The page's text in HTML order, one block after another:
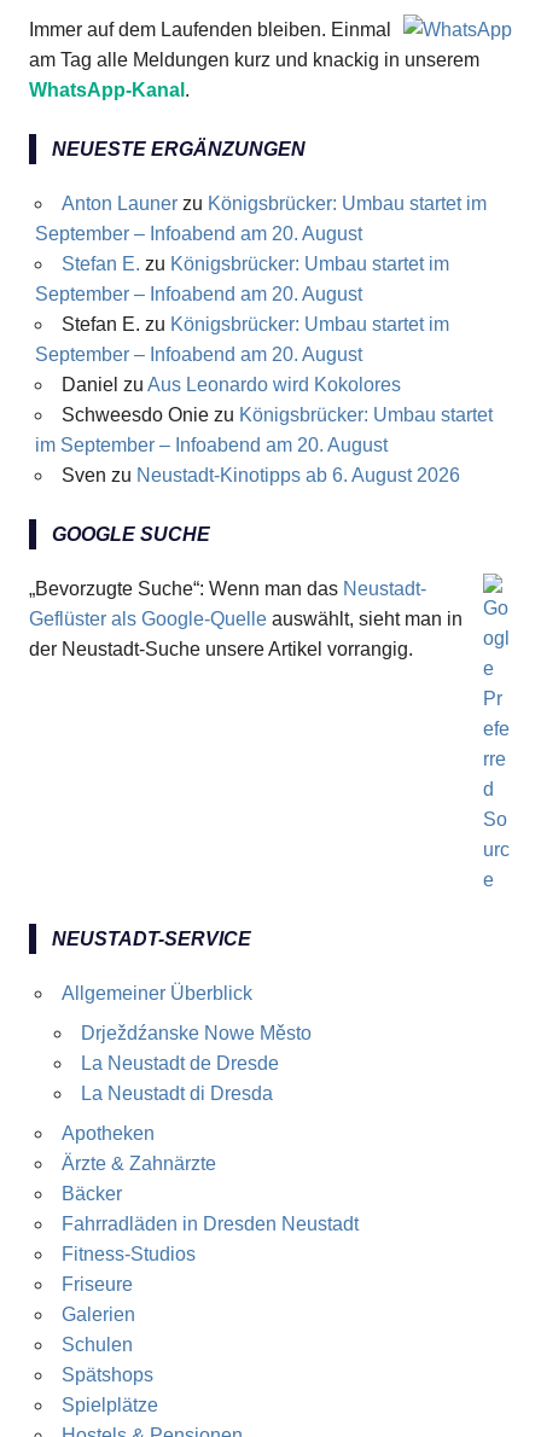
Immer auf dem Laufenden bleiben. Einmal
am Tag alle Meldungen kurz und knackig in unserem
WhatsApp-Kanal .
NEUESTE ERGÄNZUNGEN
Anton Launerzu Königsbrücker: Umbau startet im
September – Infoabend am 20. August
Stefan E. zu Königsbrücker: Umbau startet im
September – Infoabend am 20. August
Stefan E. zu Königsbrücker: Umbau startet im
September – Infoabend am 20. August
Daniel zu Aus Leonardo wird Kokolores
Schweesdo Oniezu Königsbrücker: Umbau startet
im September – Infoabend am 20. August
Sven zu Neustadt-Kinotipps ab 6. August 2026
GOOGLE SUCHE
„Bevorzugte Suche“: Wenn man das Neustadt-
Geflüster als Google-Quelle auswählt, sieht man in
der Neustadt-Suche unsere Artikel vorrangig.
NEUSTADT-SERVICE
Allgemeiner Überblick
Drježdźanske Nowe Město
La Neustadt de Dresde
La Neustadt di Dresda
Apotheken
Ärzte & Zahnärzte
Bäcker
Fahrradläden in Dresden Neustadt
Fitness-Studios
Friseure
Galerien
Schulen
Spätshops
Spielplätze